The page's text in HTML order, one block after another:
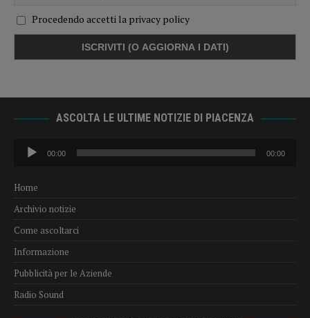
Procedendo accetti la privacy policy
ASCOLTA LE ULTIME NOTIZIE DI PIACENZA
Audio
Player
00:00 00:00
Home
Archivio notizie
Come ascoltarci
Informazione
Pubblicità per le Aziende
Radio Sound